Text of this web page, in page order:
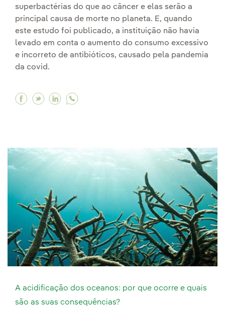
superbactérias do que ao câncer e elas serão a
principal causa de morte no planeta. E, quando
este estudo foi publicado, a instituição não havia
levado em conta o aumento do consumo excessivo
e incorreto de antibióticos, causado pela pandemia
da covid.
Facebook Superbactérias, o que são e porque
Twitter Superbactérias, o que são e
Linkedin Superbactérias, o que são e
A acidificação dos oceanos: por que ocorre e quais
são as suas consequências?